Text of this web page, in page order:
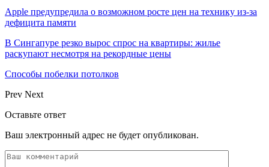
Apple предупредила о возможном росте цен на технику из-за
дефицита памяти
В Сингапуре резко вырос спрос на квартиры: жилье
раскупают несмотря на рекордные цены
Способы побелки потолков
Prev Next
Оставьте ответ
Ваш электронный адрес не будет опубликован.